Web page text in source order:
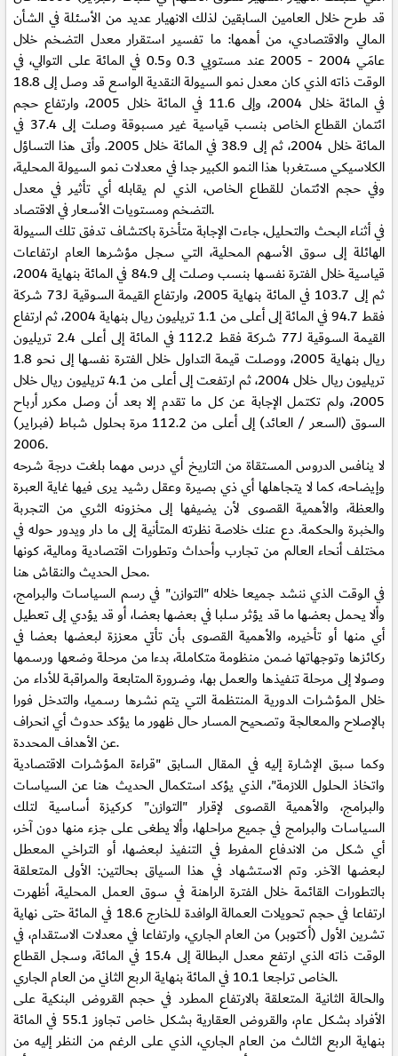
قد طرح خلال العامين السابقين لذلك الانهيار عديد من الأسئلة في الشأن
المالي والاقتصادي، من أهمها: ما تفسير استقرار معدل التضخم خلال
عامَي 2004 - 2005 عند مستويي 0.3 و0.5 في المائة على التوالي، في
الوقت ذاته الذي كان معدل نمو السيولة النقدية الواسع قد وصل إلى 18.8
في المائة خلال 2004، وإلى 11.6 في المائة خلال 2005، وارتفاع حجم
ائتمان القطاع الخاص بنسب قياسية غير مسبوقة وصلت إلى 37.4 في
المائة خلال 2004، ثم إلى 38.9 في المائة خلال 2005. وأتى هذا التساؤل
الكلاسيكي مستغربا هذا النمو الكبير جدا في معدلات نمو السيولة المحلية،
وفي حجم الائتمان للقطاع الخاص، الذي لم يقابله أي تأثير في معدل
التضخم ومستويات الأسعار في الاقتصاد.
في أثناء البحث والتحليل، جاءت الإجابة متأخرة باكتشاف تدفق تلك السيولة
الهائلة إلى سوق الأسهم المحلية، التي سجل مؤشرها العام ارتفاعات
قياسية خلال الفترة نفسها بنسب وصلت إلى 84.9 في المائة بنهاية 2004،
ثم إلى 103.7 في المائة بنهاية 2005، وارتفاع القيمة السوقية لـ73 شركة
فقط 94.7 في المائة إلى أعلى من 1.1 تريليون ريال بنهاية 2004، ثم ارتفاع
القيمة السوقية لـ77 شركة فقط 112.2 في المائة إلى أعلى 2.4 تريليون
ريال بنهاية 2005، ووصلت قيمة التداول خلال الفترة نفسها إلى نحو 1.8
تريليون ريال خلال 2004، ثم ارتفعت إلى أعلى من 4.1 تريليون ريال خلال
2005، ولم تكتمل الإجابة عن كل ما تقدم إلا بعد أن وصل مكرر أرباح
السوق (السعر / العائد) إلى أعلى من 112.2 مرة بحلول شباط (فبراير)
2006.
لا ينافس الدروس المستقاة من التاريخ أي درس مهما بلغت درجة شرحه
وإيضاحه، كما لا يتجاهلها أي ذي بصيرة وعقل رشيد يرى فيها غاية العبرة
والعظة، والأهمية القصوى لأن يضيفها إلى مخزونه الثري من التجربة
والخبرة والحكمة. دع عنك خلاصة نظرته المتأنية إلى ما دار ويدور حوله في
مختلف أنحاء العالم من تجارب وأحداث وتطورات اقتصادية ومالية، كونها
محل الحديث والنقاش هنا.
في الوقت الذي ننشد جميعا خلاله "التوازن" في رسم السياسات والبرامج،
وألا يحمل بعضها ما قد يؤثر سلبا في بعضها بعضا، أو قد يؤدي إلى تعطيل
أي منها أو تأخيره، والأهمية القصوى بأن تأتي معززة لبعضها بعضا في
ركائزها وتوجهاتها ضمن منظومة متكاملة، بدءا من مرحلة وضعها ورسمها
وصولا إلى مرحلة تنفيذها والعمل بها، وضرورة المتابعة والمراقبة للأداء من
خلال المؤشرات الدورية المنتظمة التي يتم نشرها رسميا، والتدخل فورا
بالإصلاح والمعالجة وتصحيح المسار حال ظهور ما يؤكد حدوث أي انحراف
عن الأهداف المحددة.
وكما سبق الإشارة إليه في المقال السابق "قراءة المؤشرات الاقتصادية
واتخاذ الحلول اللازمة"، الذي يؤكد استكمال الحديث هنا عن السياسات
والبرامج، والأهمية القصوى لإقرار "التوازن" كركيزة أساسية لتلك
السياسات والبرامج في جميع مراحلها، وألا يطغى على جزء منها دون آخر،
أي شكل من الاندفاع المفرط في التنفيذ لبعضها، أو التراخي المعطل
لبعضها الآخر. وتم الاستشهاد في هذا السياق بحالتين: الأولى المتعلقة
بالتطورات القائمة خلال الفترة الراهنة في سوق العمل المحلية، أظهرت
ارتفاعا في حجم تحويلات العمالة الوافدة للخارج 18.6 في المائة حتى نهاية
تشرين الأول (أكتوبر) من العام الجاري، وارتفاعا في معدلات الاستقدام، في
الوقت ذاته الذي ارتفع معدل البطالة إلى 15.4 في المائة، وسجل القطاع
الخاص تراجعا 10.1 في المائة بنهاية الربع الثاني من العام الجاري.
والحالة الثانية المتعلقة بالارتفاع المطرد في حجم القروض البنكية على
الأفراد بشكل عام، والقروض العقارية بشكل خاص تجاوز 55.1 في المائة
بنهاية الربع الثالث من العام الجاري، الذي على الرغم من النظر إليه من